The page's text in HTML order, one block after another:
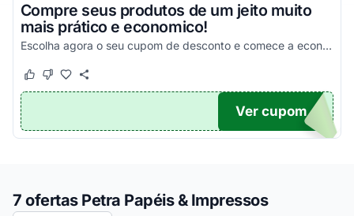
Compre seus produtos de um jeito muito
mais prático e economico!
Escolha agora o seu cupom de desconto e comece a economizar na sua compra!
Este cupom funcionou
Este cupom não funcionou
TICO
Ver cupom
7 ofertas Petra Papéis & Impressos